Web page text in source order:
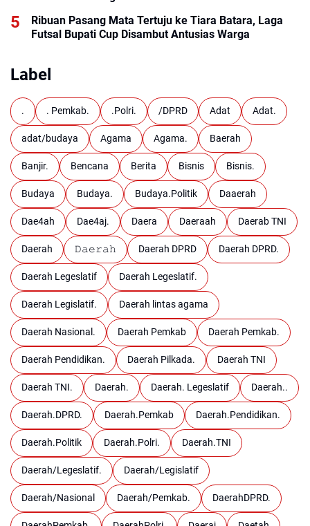
Ribuan Pasang Mata Tertuju ke Tiara Batara, Laga
Futsal Bupati Cup Disambut Antusias Warga
Label
. . Pemkab. .Polri. /DPRD Adat Adat.
adat/budaya Agama Agama. Baerah
Banjir. Bencana Berita Bisnis Bisnis.
Budaya Budaya. Budaya.Politik Daaerah
Dae4ah Dae4aj. Daera Daeraah Daerab TNI
Daerah 𝙳𝚊𝚎𝚛𝚊𝚑 Daerah DPRD Daerah DPRD.
Daerah Legeslatif Daerah Legeslatif.
Daerah Legislatif. Daerah lintas agama
Daerah Nasional. Daerah Pemkab Daerah Pemkab.
Daerah Pendidikan. Daerah Pilkada. Daerah TNI
Daerah TNI. Daerah. Daerah. Legeslatif Daerah..
Daerah.DPRD. Daerah.Pemkab Daerah.Pendidikan.
Daerah.Politik Daerah.Polri. Daerah.TNI
Daerah/Legeslatif. Daerah/Legislatif
Daerah/Nasional Daerah/Pemkab. DaerahDPRD.